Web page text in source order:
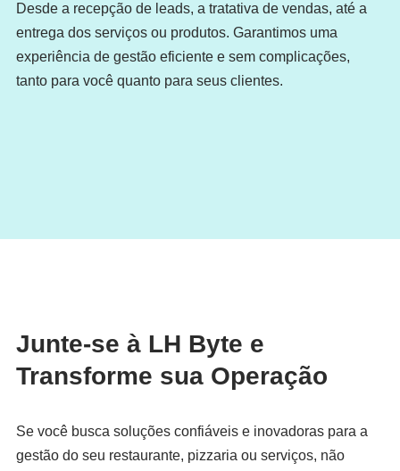
Desde a recepção de leads, a tratativa de vendas, até a
entrega dos serviços ou produtos. Garantimos uma
experiência de gestão eficiente e sem complicações,
tanto para você quanto para seus clientes.
Junte-se à LH Byte e
Transforme sua Operação
Se você busca soluções confiáveis e inovadoras para a
gestão do seu restaurante, pizzaria ou serviços, não